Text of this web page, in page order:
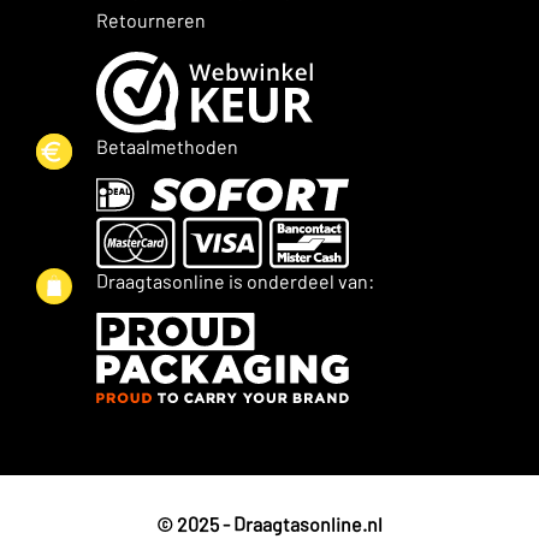
Retourneren
Betaalmethoden
Draagtasonline is onderdeel van:
© 2025 - Draagtasonline.nl